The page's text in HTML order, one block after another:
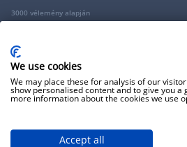
3000 vélemény alapján
We use cookies
We may place these for analysis of our
show personalised content and to give you a
more information about the cookies we use
Accept all